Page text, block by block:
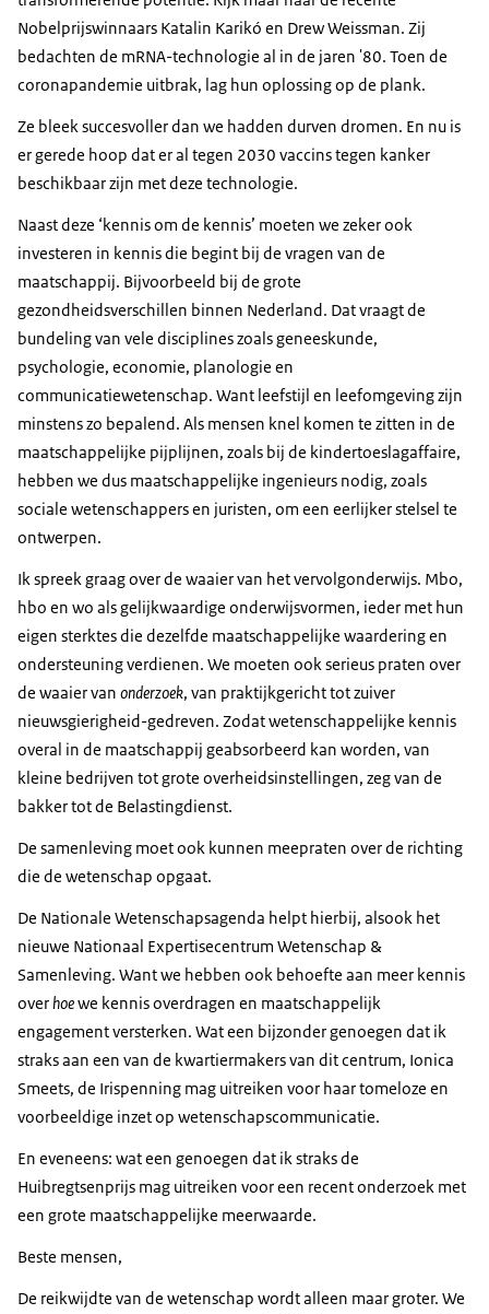
Nobelprijswinnaars Katalin Karikó en Drew Weissman. Zij
bedachten de mRNA-technologie al in de jaren '80. Toen de
coronapandemie uitbrak, lag hun oplossing op de plank.
Ze bleek succesvoller dan we hadden durven dromen. En nu is
er gerede hoop dat er al tegen 2030 vaccins tegen kanker
beschikbaar zijn met deze technologie.
Naast deze ‘kennis om de kennis’ moeten we zeker ook
investeren in kennis die begint bij de vragen van de
maatschappij. Bijvoorbeeld bij de grote
gezondheidsverschillen binnen Nederland. Dat vraagt de
bundeling van vele disciplines zoals geneeskunde,
psychologie, economie, planologie en
communicatiewetenschap. Want leefstijl en leefomgeving zijn
minstens zo bepalend. Als mensen knel komen te zitten in de
maatschappelijke pijplijnen, zoals bij de kindertoeslagaffaire,
hebben we dus maatschappelijke ingenieurs nodig, zoals
sociale wetenschappers en juristen, om een eerlijker stelsel te
ontwerpen.
Ik spreek graag over de waaier van het vervolgonderwijs. Mbo,
hbo en wo als gelijkwaardige onderwijsvormen, ieder met hun
eigen sterktes die dezelfde maatschappelijke waardering en
ondersteuning verdienen. We moeten ook serieus praten over
de waaier van onderzoek, van praktijkgericht tot zuiver
nieuwsgierigheid-gedreven. Zodat wetenschappelijke kennis
overal in de maatschappij geabsorbeerd kan worden, van
kleine bedrijven tot grote overheidsinstellingen, zeg van de
bakker tot de Belastingdienst.
De samenleving moet ook kunnen meepraten over de richting
die de wetenschap opgaat.
De Nationale Wetenschapsagenda helpt hierbij, alsook het
nieuwe Nationaal Expertisecentrum Wetenschap &
Samenleving. Want we hebben ook behoefte aan meer kennis
overhoewe kennis overdragen en maatschappelijk
engagement versterken. Wat een bijzonder genoegen dat ik
straks aan een van de kwartiermakers van dit centrum, Ionica
Smeets, de Irispenning mag uitreiken voor haar tomeloze en
voorbeeldige inzet op wetenschapscommunicatie.
En eveneens: wat een genoegen dat ik straks de
Huibregtsenprijs mag uitreiken voor een recent onderzoek met
een grote maatschappelijke meerwaarde.
Beste mensen,
De reikwijdte van de wetenschap wordt alleen maar groter. We